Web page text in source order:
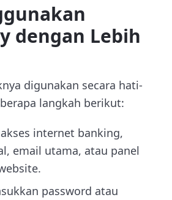
dengan Lebih
digunakan secara hati-
langkah berikut:
internet banking,
email utama, atau panel
password atau